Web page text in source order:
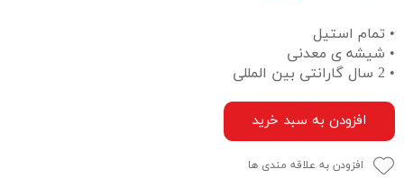
• تمام استیل
• شیشه ی معدنی
• 2 سال گارانتی بین المللی
افزودن به سبد خرید
افزودن به علاقه مندی ها